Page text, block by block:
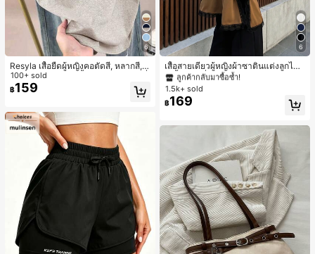
6
Resyla เสื้อยืดผู้หญิงคอตัดสี, หลากสี, ล
ายพิมพ์แมวน่ารัก, เสื้อสำหรับออกไปเที่
ยวฤดูร้อน, ดีไซน์กราฟิก, ความรู้สึกพรีเ
มียม, ลำลองอเนกประสงค์, สวมใส่ประ
เสื้อผ้ากลางแจ้ง
100+ sold
฿159
6
เสื้อสายเดี่ยวผู้หญิงผ้าซาตินแต่งลูกไม้
- เสื้อสายเดี่ยวฤดูร้อนสีคากีมีรอยผ่าด้า
นข้างที่น่าดึงดูดแบบสบายๆ
#1 ขายดี
ใน สีกากี เสื้อสตรี เสื้อเบลาส์ & Tee
ลูกค้ากลับมาซื้อซ้ำ!
#1 ขายดี
ใน สีกากี เสื้อสตรี เสื้อเบลาส์ & Tee
ลูกค้ากลับมาซื้อซ้ำ!
#1 ขายดี
ใน สีกากี เสื้อสตรี เสื้อเบลาส์ & Tee
ลูกค้ากลับมาซื้อซ้ำ!
#1 ขายดี
ลูกค้ากลับมาซื้อซ้ำ!
1.5k+ sold
฿169